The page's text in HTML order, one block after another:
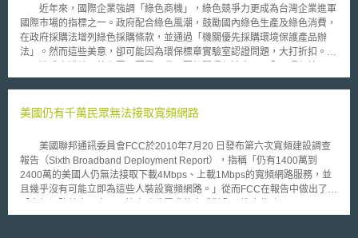
Extension Act of 2008) 展延至2009。其後，10年的減稅、失業保險再授權
及工作機會增進法 (The Tax Relief, Unemployment Insurance
Reauthorization, and Job Creation Act of 2010) 將其延伸至2011年年底，
而目前通過美國納稅人緩稅法案再將其延至2013年12月31日。
料保護法（Bundesdatenschutzgesetz,BDSG） 法院認為該項功能違
反德國聯邦資料保護法，蓋因臉書未能在收集或利用使用者以及非使用者的
資料前，事先取得其同意。此外，臉書的契約條款中亦未提供使用者適當程
度的通知，讓使用者知道他們的資料將會被如何使用。 （二）德國不正競
朋友才在搜尋範圍之內。然而，臉書實際上更寄發邀請廣告郵件給其他非臉
交易行為，其行為構成不正當。此外，該法第七條亦規定，具訊息之廣告，
其掩飾或隱匿委任傳送此訊息之發送人的身分， 即被視為不合理之煩擾。
又以不合理之方式來煩擾市場參與者之交易行為，不得為之。因此，其被認
定構成德國不正競爭防制法第五條”引人錯誤的交易行為”以及第七條＂不合
理之煩擾＂。 本案從2010年開始直至聯邦法院裁判結果出爐前，”find
friends”功能已有修正，然而VZBV認為這些修正並不足夠。在2016年的這
近年來，國際企業強調「綠色商機」，綠色競爭力更成為台灣企業進軍
國際市場的指標之一。政府配合綠色風潮，鼓勵國內綠色生產及綠色消費，
在政府採購法增列綠色採購條款，並通過「機關優先採購環境保護產品辦
法」。然而這些美意，卻可能因為環保標章實驗室認證問題，大打折扣。
監督單位權責不一，形成三不管局面，影響廠商競爭力。舉例而言，現在環
格檢測能力，廠商要取得環保標章，一定要找這三家業者，形成供需嚴重失
件，環保署和標準局各有說詞。環保標章是環保署核發，但實驗室檢測、管
理則由標檢局負責，故而出現三不管的局面。 今年 7 月 1 日 ，歐盟全
面執行 RoHS （無鉛製程）環保措施，明年，歐盟開始執行 WEEE （廢棄
電機電子產品回收）環保措施，由於台灣資訊大廠 98% 為出口導向，這兩
美國仍有千萬民眾無法接取寬頻網路
美國聯邦通訊委員會FCC於2010年7月20 日發布第六次寬頻建設調查
報告（Sixth Broadband Deployment Report），指稱「仍有1400萬到
2400萬的美國人仍無法接取下載4Mbps、上載1Mbps的寬頻網路服務，並
且幾乎沒有可能立即為這些人裝設寬頻網路。」從而FCC在報告中做出了
（Broadband deployment to all Americans is not reasonable and timely）